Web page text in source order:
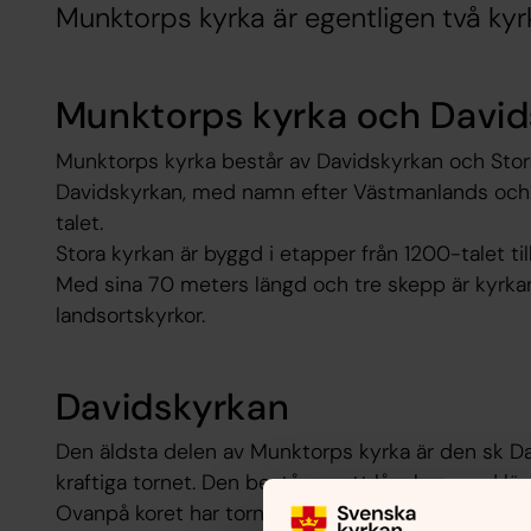
Munktorps kyrka är egentligen två
Munktorps kyrka och
Munktorps kyrka består av Davidskyrkan och
Davidskyrkan, med namn efter Västmanlands
talet.
Stora kyrkan är byggd i etapper från 1200-talet
Med sina 70 meters längd och tre skepp är
landsortskyrkor.
Davidskyrkan
Den äldsta delen av Munktorps kyrka är den sk
kraftiga tornet. Den består av ett långhus med
Ovanpå koret har tornet sin plats, varav namnet